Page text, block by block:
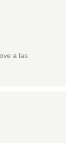
a las